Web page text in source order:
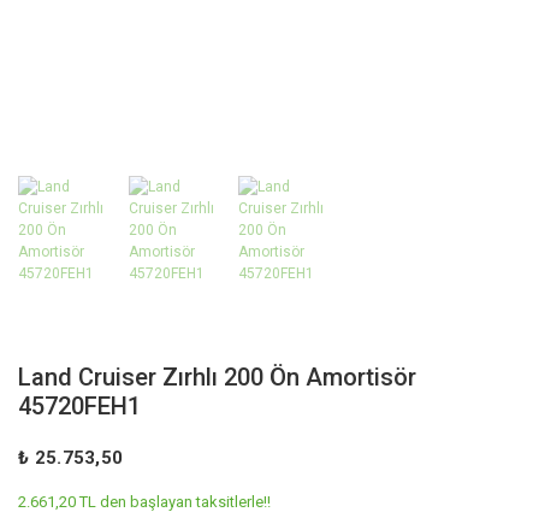
Land Cruiser Zırhlı 200 Ön Amortisör
45720FEH1
₺ 25.753,50
2.661,20 TL den başlayan taksitlerle!!